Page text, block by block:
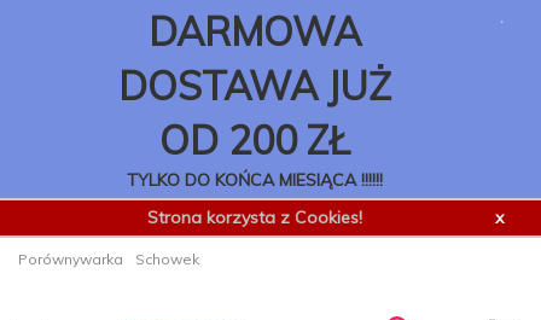
DARMOWA
DOSTAWA JUŻ
OD 200 ZŁ
TYLKO DO KOŃCA MIESIĄCA !!!!!!
.
Strona korzysta z Cookies! x
Porównywarka Schowek